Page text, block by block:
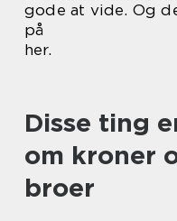
gode at vide. Og
på
her.
Disse ting
om kroner
broer